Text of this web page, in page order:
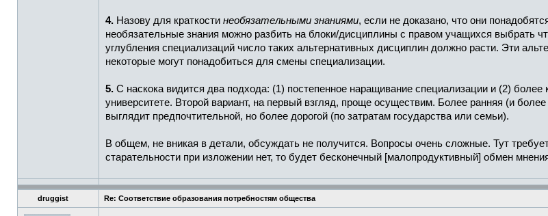
4. Назову для краткости необязательными знаниями, если не доказано, что они
необязательные знания можно разбить на блоки/дисциплины с правом учащихся выбрать
углубления специализаций число таких альтернативных дисциплин должно расти. Эти
некоторые могут понадобиться для смены специализации.
5. С наскока видится два подхода: (1) постепенное наращивание специализации и (2)
университете. Второй вариант, на первый взгляд, проще осуществим. Более ранняя (и
выглядит предпочтительной, но более дорогой (по затратам государства или семьи).
В общем, не вникая в детали, обсуждать не получится. Вопросы очень сложные. Тут
старательности при изложении нет, то будет бесконечный [малопродуктивный] обмен
druggist Re: Соответствие образования потребностям общества